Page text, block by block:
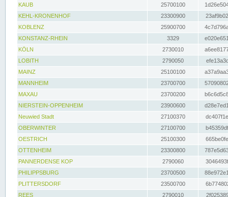
KAUB
25700100
KEHL-KRONENHOF
23300900
KOBLENZ
25900700
KONSTANZ-RHEIN
3329
KÖLN
2730010
LOBITH
2790050
MAINZ
25100100
MANNHEIM
23700700
MAXAU
23700200
NIERSTEIN-OPPENHEIM
23900600
Neuwied Stadt
27100370
OBERWINTER
27100700
OESTRICH
25100300
OTTENHEIM
23300800
PANNERDENSE KOP
2790060
PHILIPPSBURG
23700500
PLITTERSDORF
23500700
REES
2790010